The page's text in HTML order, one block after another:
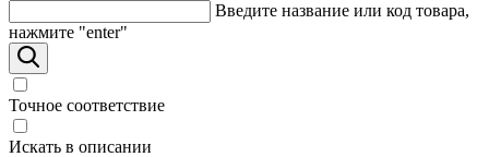
Введите название или код товара,
нажмите "enter"
Точное соответствие
Искать в описании